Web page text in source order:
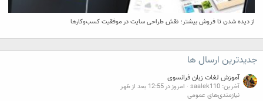
از دیده شدن تا فروش بیشتر؛ نقش طراحی سایت در موفقیت کسب‌وکارها
جدیدترین ارسال ها
آموزش لغات زبان فرانسوی
آخرین: saalek110
امروز در 12:55 بعد از ظهر
نیازمندی‌های عمومی